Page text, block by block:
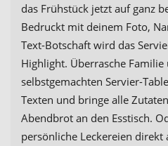
das Frühstück jetzt auf ganz
Bedruckt mit deinem Foto,
Text-Botschaft wird das
Highlight. Überrasche
selbstgemachten Servier-
Texten und bringe alle
Abendbrot an den Esstisch.
persönliche Leckereien